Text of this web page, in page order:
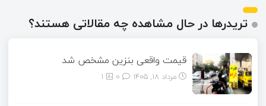
تریدرها در حال مشاهده چه مقالاتی هستند؟
قیمت واقعی بنزین مشخص شد
مرداد ۱۸, ۱۴۰۵ 1